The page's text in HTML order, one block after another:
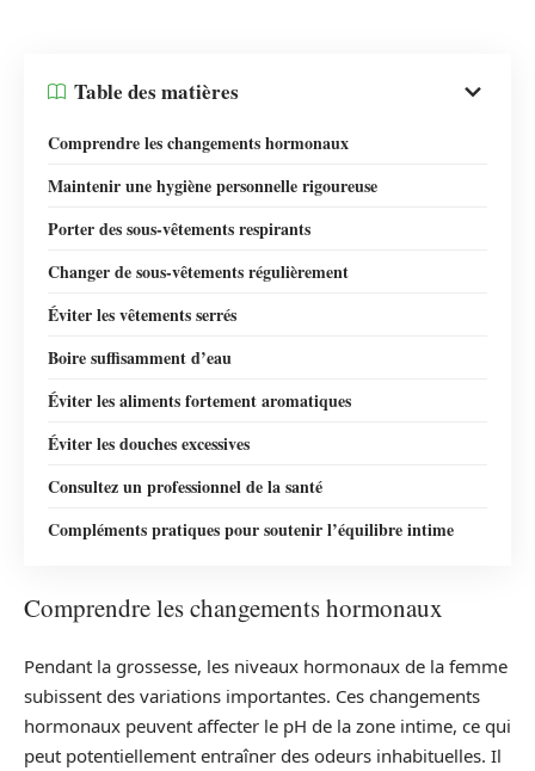
Table des matières
Comprendre les changements hormonaux
Maintenir une hygiène personnelle rigoureuse
Porter des sous-vêtements respirants
Changer de sous-vêtements régulièrement
Éviter les vêtements serrés
Boire suffisamment d’eau
Éviter les aliments fortement aromatiques
Éviter les douches excessives
Consultez un professionnel de la santé
Compléments pratiques pour soutenir l’équilibre intime
Comprendre les changements hormonaux
Pendant la grossesse, les niveaux hormonaux de la femme
subissent des variations importantes. Ces changements
hormonaux peuvent affecter le pH de la zone intime, ce qui
peut potentiellement entraîner des odeurs inhabituelles. Il